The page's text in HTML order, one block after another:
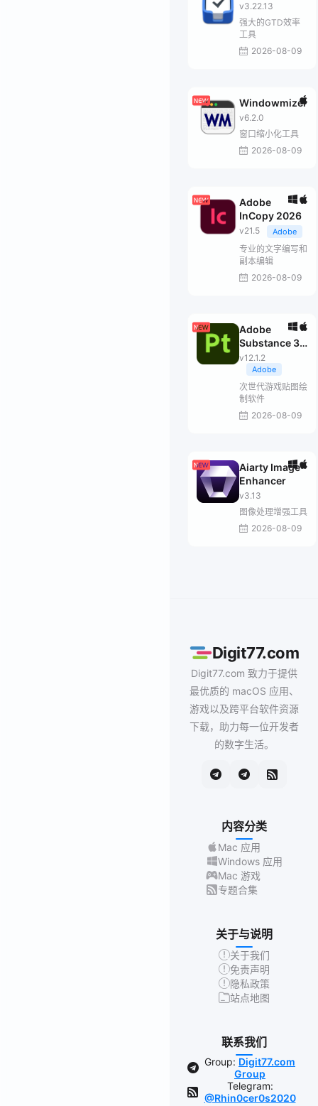
v3.22.13
强大的GTD效率
工具
2026-08-09
Windowmizer
v6.2.0
窗口缩小化工具
2026-08-09
Adobe
InCopy 2026
v21.5 Adobe
专业的文字编写和
副本编辑
2026-08-09
Adobe
Substance 3D
Painter
v12.1.2
Adobe
次世代游戏贴图绘
制软件
2026-08-09
Aiarty Image
Enhancer
v3.13
图像处理增强工具
2026-08-09
Digit77.com
Digit77.com 致力于提供
最优质的 macOS 应用、
游戏以及跨平台软件资源
下载，助力每一位开发者
的数字生活。
内容分类
Mac 应用
Windows 应用
Mac 游戏
专题合集
关于与说明
关于我们
免责声明
隐私政策
站点地图
联系我们
Group: Digit77.com
Group
Telegram:
@Rhin0cer0s2020